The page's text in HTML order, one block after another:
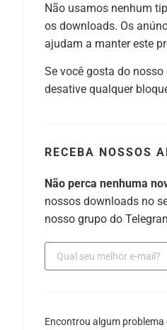
Não usamos nenhum
os downloads. Os
ajudam a manter este
Se você gosta do
desative qualquer
RECEBA NOSSOS
Não perca nenhuma
nossos downloads no
nosso grupo do
Encontrou algum